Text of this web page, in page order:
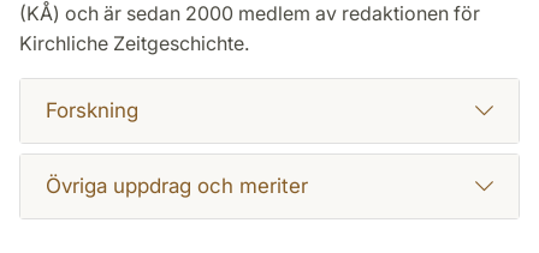
(KÅ) och är sedan 2000 medlem av redaktionen för
Kirchliche Zeitgeschichte.
Forskning
Övriga uppdrag och meriter